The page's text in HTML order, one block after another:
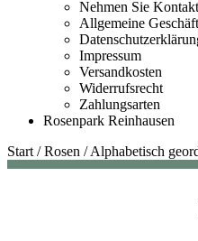
Nehmen Sie
Allgemeine
Impressum
Versandkosten
Widerrufsrecht
Zahlungsarten
Rosenpark Reinhausen
Start /Rosen /Alphabetisch